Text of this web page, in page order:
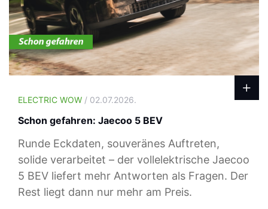
ELECTRIC WOW / 02.07.2026.
Schon gefahren: Jaecoo 5 BEV
Runde Eckdaten, souveränes Auftreten,
solide verarbeitet – der vollelektrische Jaecoo
5 BEV liefert mehr Antworten als Fragen. Der
Rest liegt dann nur mehr am Preis.